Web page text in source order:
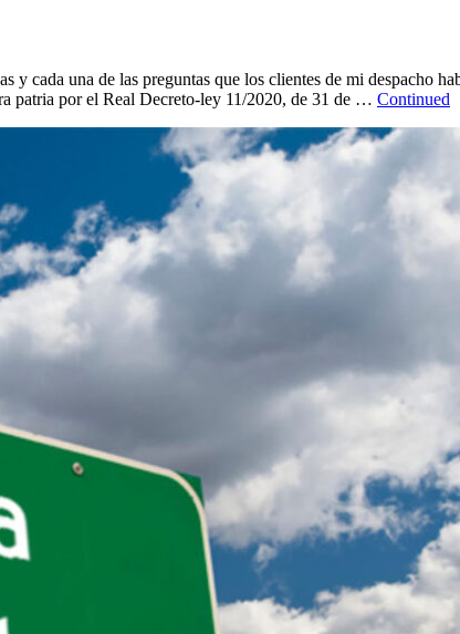
cada una de las preguntas que los clientes de mi despacho
patria por el Real Decreto-ley 11/2020, de 31 de … Continued